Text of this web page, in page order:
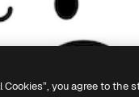
you agree to